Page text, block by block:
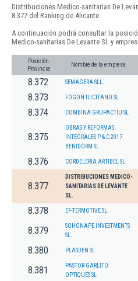
Distribuciones Medico-sanitarias De
8.377 del Ranking de Alicante.
A continuación podrá consultar la
Medico-sanitarias De Levante Sl. y
Posición
Provincia
Nombre de la empresa
8.372 SEMAGERA SLL.
8.373 FOGON ILICITANO SL
8.374 COMBINA GRUPACTIU SL
8.375
OBRAS Y REFORMAS
INTEGRALES P & C 2017
BENIDORM SL.
8.376 CORDELERIA ARTIBEL SL
8.377
DISTRIBUCIONES MEDICO-
SANITARIAS DE LEVANTE
SL.
8.378 EF-TERMOTIVE SL.
8.379
SOHONAPE INVESTMENTS
SL.
8.380 PLASDEN SL
8.381
PASTOR GARLITO
OPTIQUES SL